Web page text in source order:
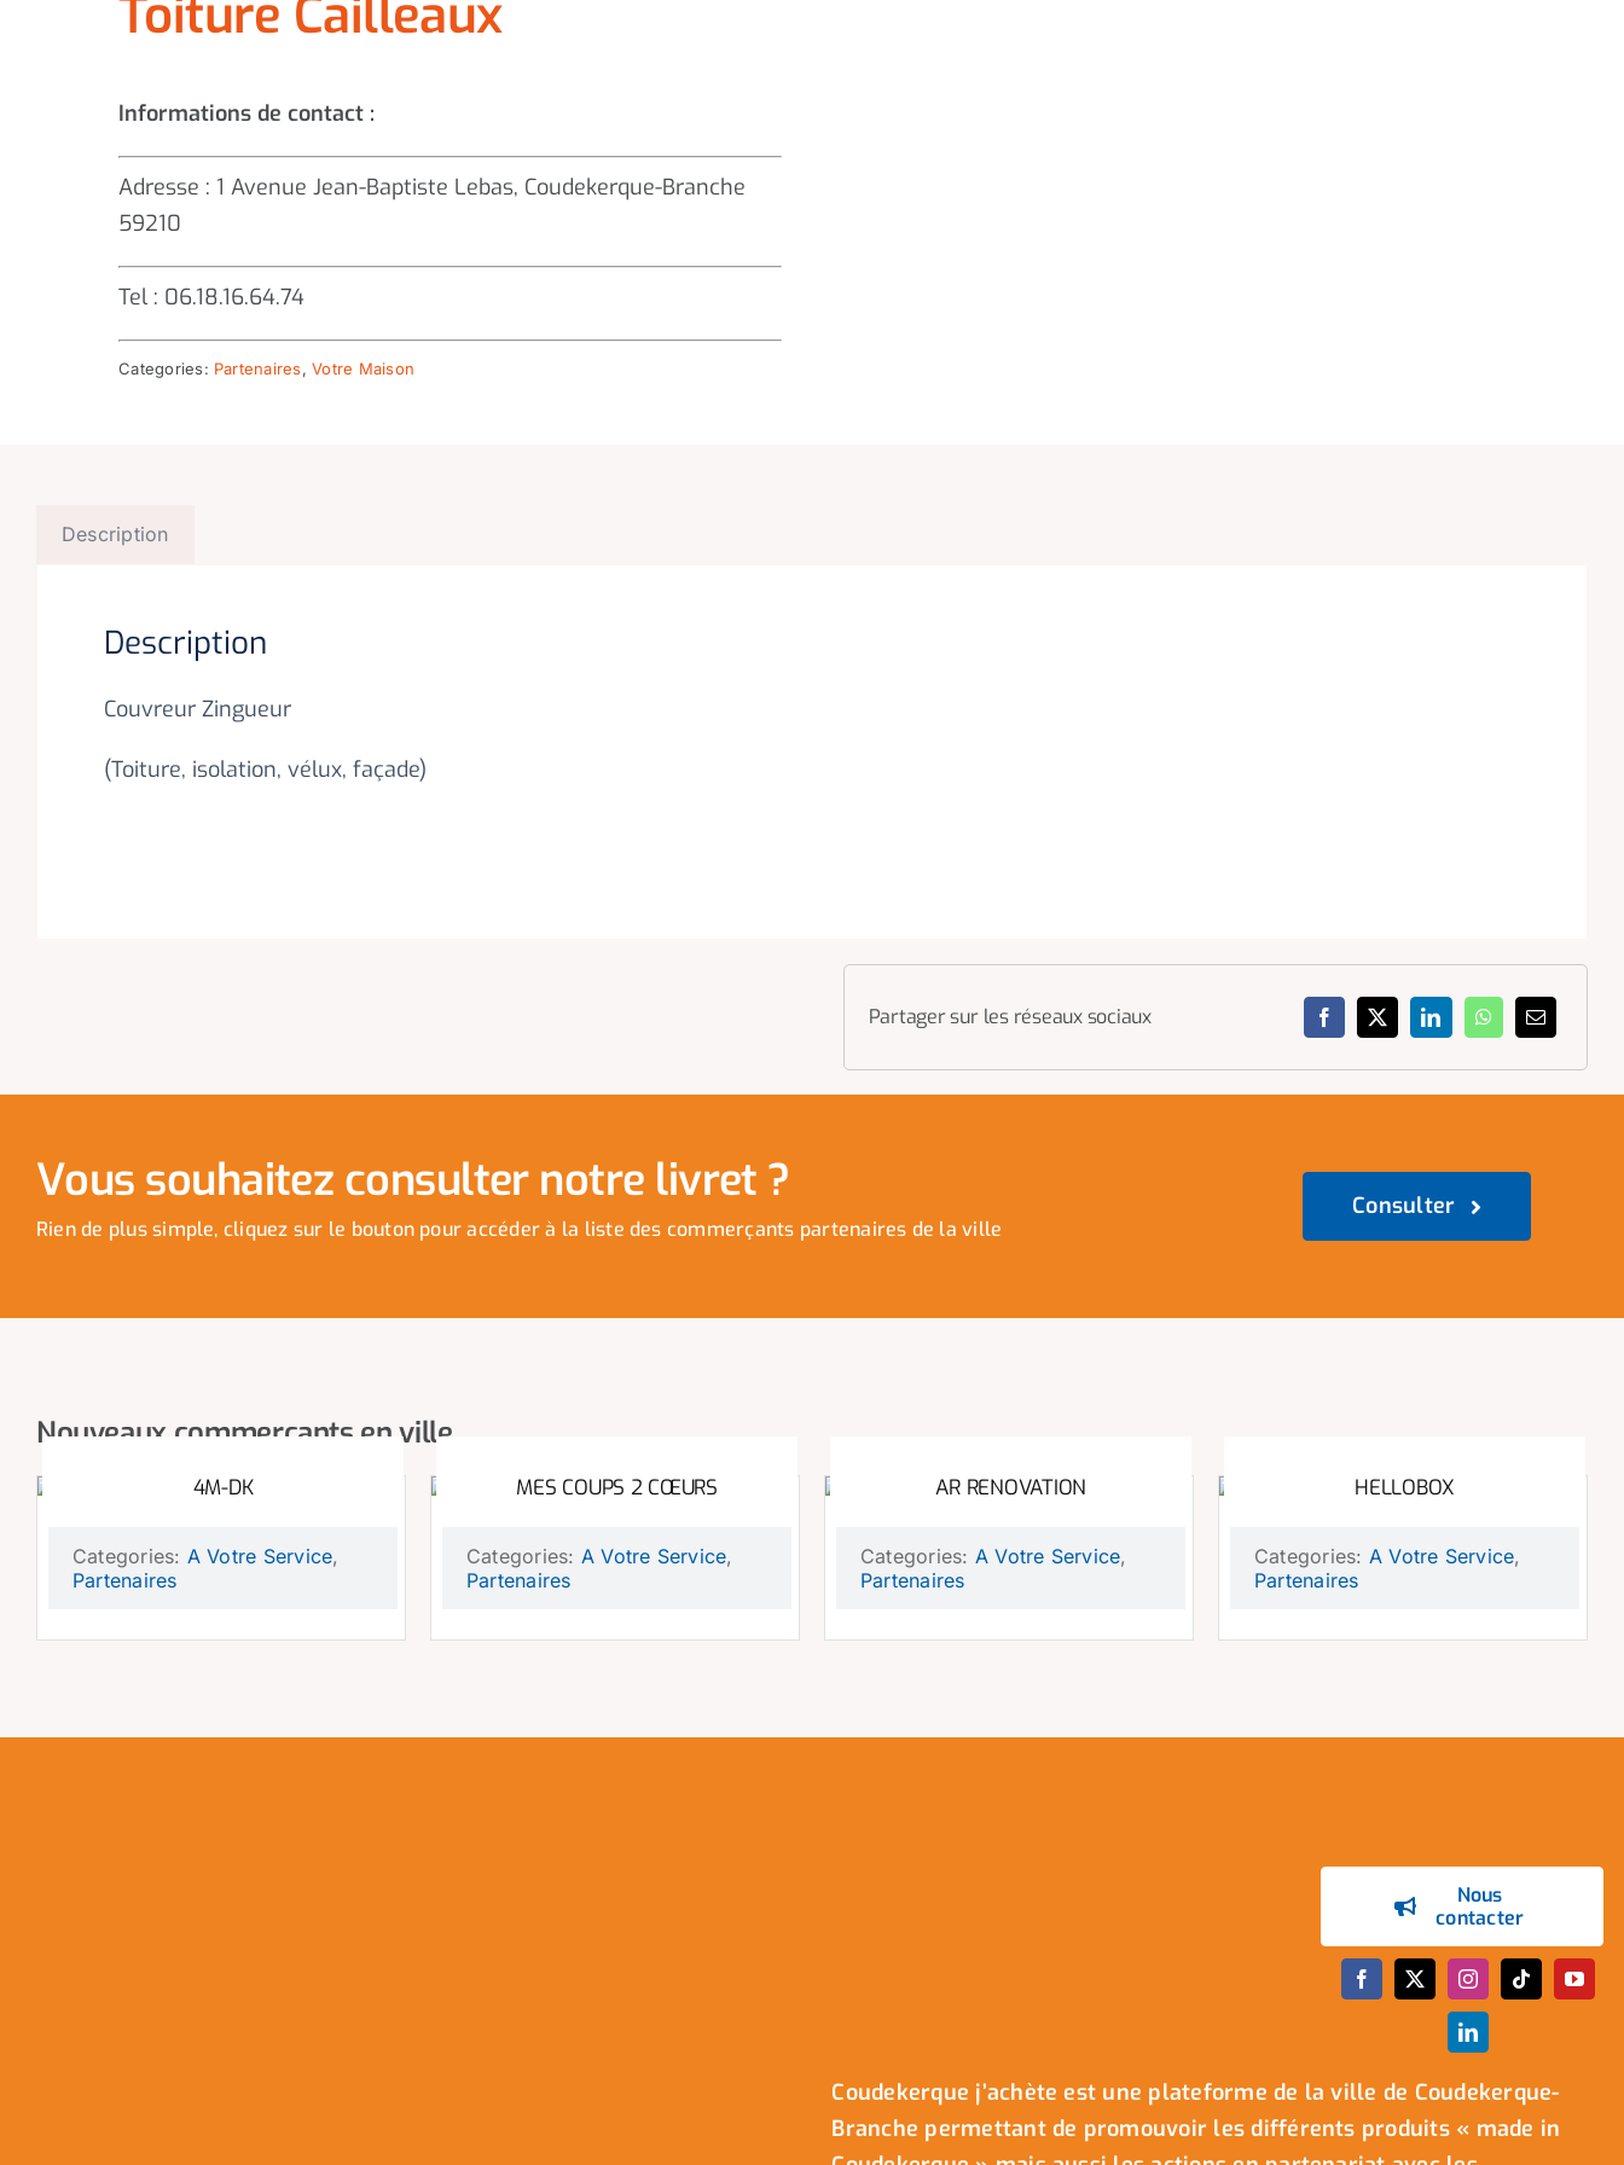
Toiture Cailleaux
Informations de contact :
Adresse : 1 Avenue Jean-Baptiste Lebas, Coudekerque-Branche
59210
Tel : 06.18.16.64.74
Categories: Partenaires,Votre Maison
Description
Description
Couvreur Zingueur
(Toiture, isolation, vélux, façade)
Partager sur les réseaux sociaux
Vous souhaitez consulter notre livret ?
Rien de plus simple, cliquez sur le bouton pour accéder à la liste des commerçants partenaires de la ville
Consulter
Nouveaux commerçants en ville
4M-DK
Categories: A Votre Service,
Partenaires
MES COUPS 2 CŒURS
Categories: A Votre Service,
Partenaires
AR RENOVATION
Categories: A Votre Service,
Partenaires
HELLOBOX
Categories: A Votre Service,
Partenaires
Nous
contacter
Coudekerque j’achète est une plateforme de la ville de Coudekerque-
Branche permettant de promouvoir les différents produits « made in